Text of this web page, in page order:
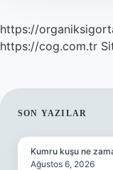
https://
https://cog.com.tr
SON YAZILAR
Kumru kuşu ne
Ağustos 6, 2026